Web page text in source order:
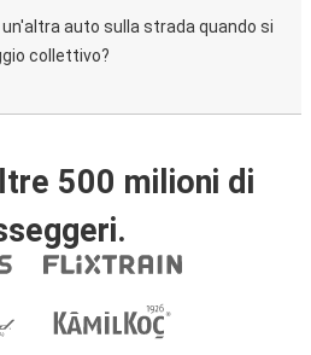
auto sulla strada quando si
collettivo?
500 milioni di